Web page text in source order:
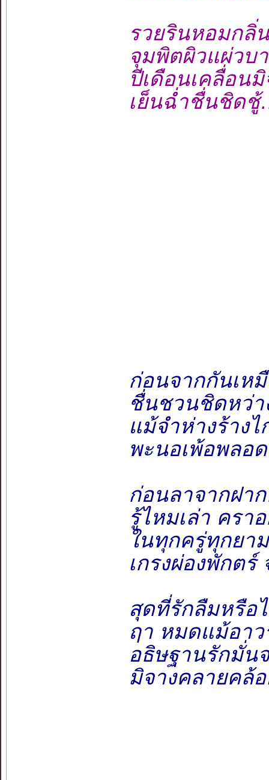
รวยรินหอมก
จุมพิตผิวแผ่ว
ปีเดือนเคลื่อ
เย็นฉ่ำชื่นชิ
ก่อนจากกันเห
ชื่นชวนชิดหว่า
แม้จำห่างร้าง
พะนอเพ้อพลอ
ก่อนลาจากฝาก
รู้ไหมเล่า ครา
ในทุกครู่ทุกยา
เกรงผ่องพักต
สุดที่รักลืมหรือ
ฤา หมดแม้อา
อธิษฐานรักมั่น
มิจางคลายคล้